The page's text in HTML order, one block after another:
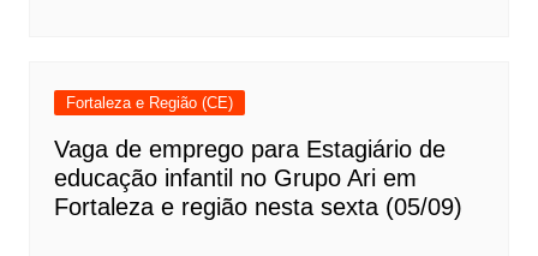
Fortaleza e Região (CE)
Vaga de emprego para Estagiário de
educação infantil no Grupo Ari em
Fortaleza e região nesta sexta (05/09)